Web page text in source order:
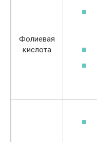
Фолиевая
кислота